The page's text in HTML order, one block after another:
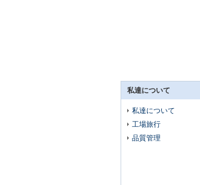
私達について
私達について
工場旅行
品質管理